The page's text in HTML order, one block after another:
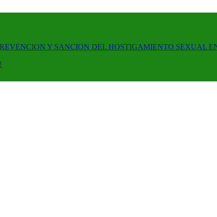
Y SANCION DEL HOSTIGAMIENTO SEXUAL